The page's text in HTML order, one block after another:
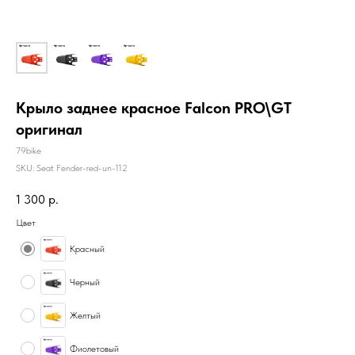
Крыло заднее красное Falcon PRO\GT
оригинал
79bike
SKU: Seat Fender-red-un-112
1 300 р.
Цвет
Красный
Черный
Желтый
Фиолетовый